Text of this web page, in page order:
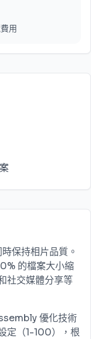
用
保持相片品質。
的檔案大小縮
社交媒體分享等
優化技術
定（1-100），根